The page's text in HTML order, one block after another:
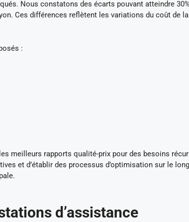
Nous constatons des écarts pouvant atteindre
Ces différences reflètent les variations du coût de
:
meilleurs rapports qualité-prix pour des besoins
et d’établir des processus d’optimisation sur le
d’assistance